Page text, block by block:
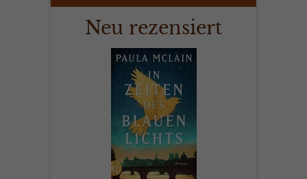
Neu rezensiert